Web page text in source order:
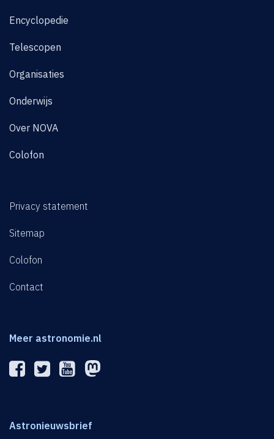
Encyclopedie
Telescopen
Organisaties
Onderwijs
Over NOVA
Colofon
Privacy statement
Sitemap
Colofon
Contact
Meer astronomie.nl
Astronieuwsbrief